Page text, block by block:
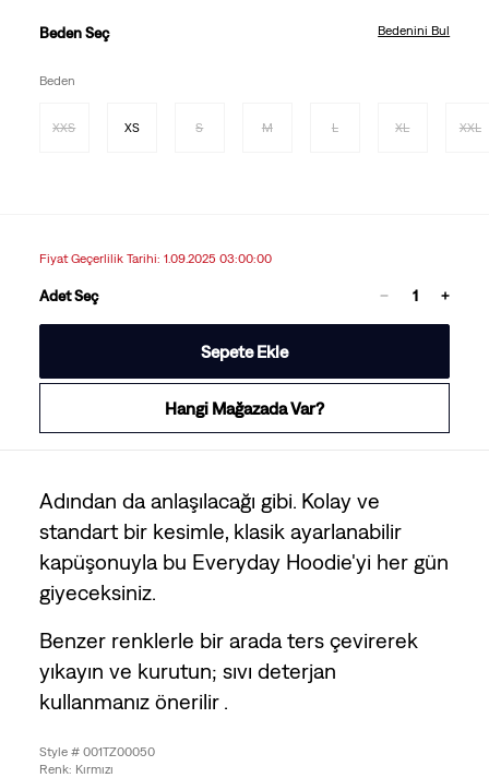
Beden Seç Bedenini Bul
Beden
XXS XS S M L XL XXL
Fiyat Geçerlilik Tarihi: 1.09.2025 03:00:00
Adet Seç
Sepete Ekle
Hangi Mağazada Var?
Adından da anlaşılacağı gibi. Kolay ve
standart bir kesimle, klasik ayarlanabilir
kapüşonuyla bu Everyday Hoodie'yi her gün
giyeceksiniz.
Benzer renklerle bir arada ters çevirerek
yıkayın ve kurutun; sıvı deterjan
kullanmanız önerilir .
Style # 001TZ00050
Renk: Kırmızı